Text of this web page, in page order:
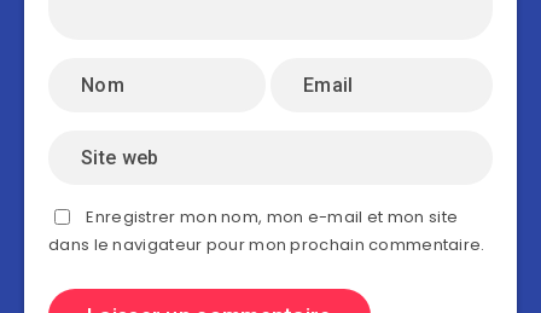
Enregistrer mon nom, mon e-mail et mon site
dans le navigateur pour mon prochain commentaire.